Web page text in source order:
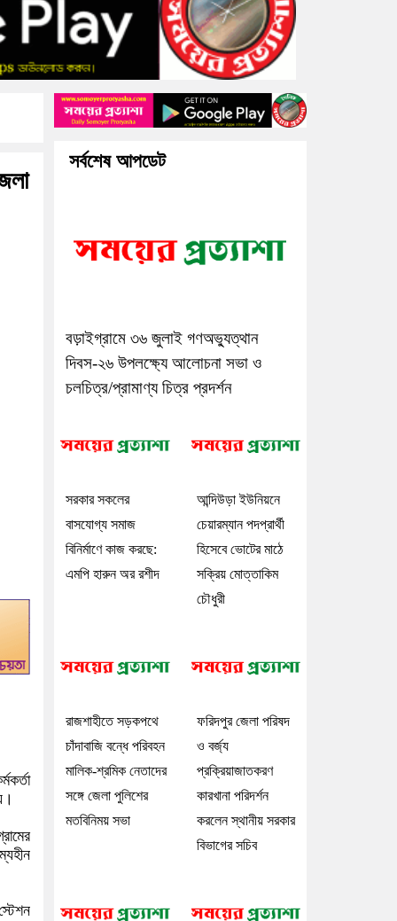
সর্বশেষ আপডেট
বড়াইগ্রামে ৩৬ জুলাই গণঅভ্যুত্থান
দিবস-২৬ উপলক্ষ্যে আলোচনা সভা ও
চলচিত্র/প্রামাণ্য চিত্র প্রদর্শন
সরকার সকলের
বাসযোগ্য সমাজ
বিনির্মাণে কাজ করছে:
এমপি হারুন অর রশীদ
আন্দিউড়া ইউনিয়নে
চেয়ারম্যান পদপ্রার্থী
হিসেবে ভোটের মাঠে
সক্রিয় মোত্তাকিম
চৌধুরী
রাজশাহীতে সড়কপথে
চাঁদাবাজি বন্ধে পরিবহন
মালিক-শ্রমিক নেতাদের
সঙ্গে জেলা পুলিশের
মতবিনিময় সভা
ফরিদপুর জেলা পরিষদ
ও বর্জ্য
প্রক্রিয়াজাতকরণ
কারখানা পরিদর্শন
করলেন স্থানীয় সরকার
বিভাগের সচিব